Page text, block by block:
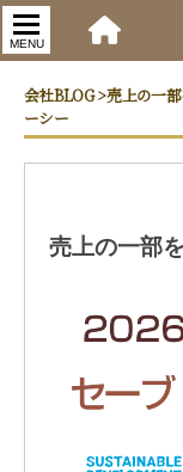
MENU
会社BLOG > 売上の一
ーシー
売上の一部